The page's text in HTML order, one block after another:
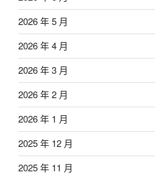
2026 年 5 月
2026 年 4 月
2026 年 3 月
2026 年 2 月
2026 年 1 月
2025 年 12 月
2025 年 11 月